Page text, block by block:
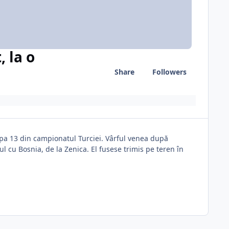
la o
Share Followers
13 din campionatul Turciei. Vârful venea după
Bosnia, de la Zenica. El fusese trimis pe teren în